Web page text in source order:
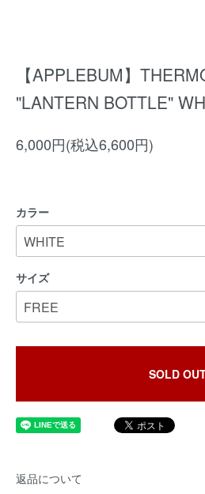
【APPLEBUM】
"LANTERN BOTTLE"
6,000円(税込6,600円)
カラー
サイズ
SOLD
返品について